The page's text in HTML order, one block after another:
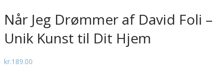
Når Jeg Drømmer af David Foli –
Unik Kunst til Dit Hjem
kr.189.00